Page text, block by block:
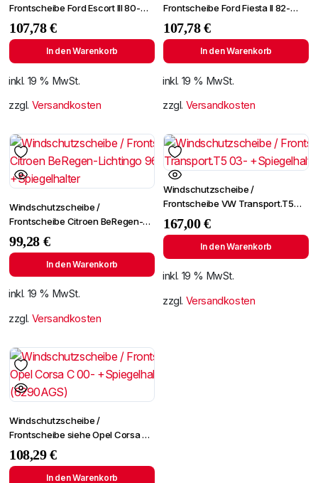
Frontscheibe Ford Escort III 80-
+SPF
107,78€
In den Warenkorb
inkl. 19 % MwSt.
zzgl. Versandkosten
Frontscheibe Ford Fiesta II 82-
+SPF
107,78€
In den Warenkorb
inkl. 19 % MwSt.
zzgl. Versandkosten
Windschutzscheibe /
Frontscheibe Citroen BeRegen-
Lichtingo 96- +Spiegelhalter
99,28 €
In den Warenkorb
inkl. 19 % MwSt.
zzgl. Versandkosten
Windschutzscheibe /
Frontscheibe VW Transport.T5
03- +Spiegelhalter
167,00€
In den Warenkorb
inkl. 19 % MwSt.
zzgl. Versandkosten
Windschutzscheibe /
Frontscheibe siehe Opel Corsa C
00- +Spiegelhalter (6290AGS)
108,29€
In den Warenkorb